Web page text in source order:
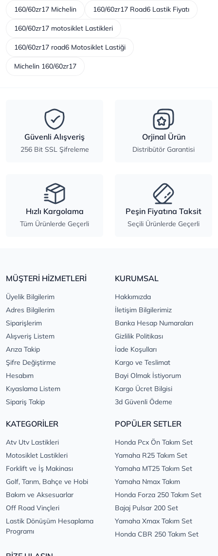
160/60zr17 Michelin 160/60zr17 Road6 Lastik Fiyatı
160/60zr17 motosiklet Lastikleri
160/60zr17 road6 Motosiklet Lastiği
Michelin 160/60zr17
Güvenli Alışveriş
256 Bit SSL Şifreleme
Orjinal Ürün
Distribütör Garantisi
Hızlı Kargolama
Tüm Ürünlerde Geçerli
Peşin Fiyatına Taksit
Seçili Ürünlerde Geçerli
MÜŞTERİ HİZMETLERİ
Üyelik Bilgilerim
Adres Bilgilerim
Siparişlerim
Alışveriş Listem
Arıza Takip
Şifre Değiştirme
Hesabım
Kıyaslama Listem
Sipariş Takip
KURUMSAL
Hakkımızda
İletişim Bilgilerimiz
Banka Hesap Numaraları
Gizlilik Politikası
İade Koşulları
Kargo ve Teslimat
Bayi Olmak İstiyorum
Kargo Ücret Bilgisi
3d Güvenli Ödeme
KATEGORİLER
Atv Utv Lastikleri
Motosiklet Lastikleri
Forklift ve İş Makinası
Golf, Tarım, Bahçe ve Hobi
Bakım ve Aksesuarlar
Off Road Vinçleri
Lastik Dönüşüm Hesaplama
Programı
POPÜLER SETLER
Honda Pcx Ön Takım Set
Yamaha R25 Takım Set
Yamaha MT25 Takım Set
Yamaha Nmax Takım
Honda Forza 250 Takım Set
Bajaj Pulsar 200 Set
Yamaha Xmax Takım Set
Honda CBR 250 Takım Set